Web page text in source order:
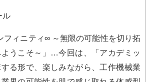
ル
フィニティ∞ ～無限の可能性を切り拓
ようこそ～」…今回は、「アカデミッ
る形で、楽しみながら、工作機械業